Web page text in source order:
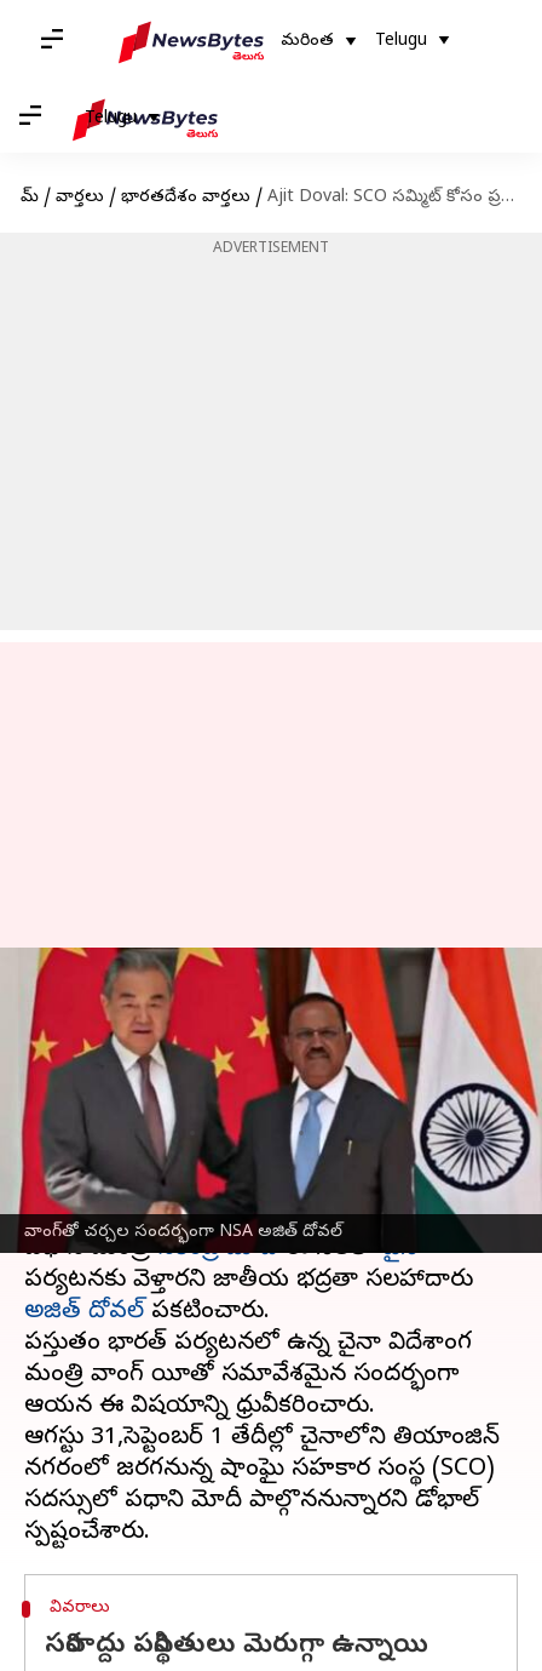
మరింత Telugu
Telugu
హోమ్ / వార్తలు / భారతదేశం వార్తలు / Ajit Doval: SCO సమ్మిట్ కోసం ప్రధాని మోదీ చైనాకు వెళతారు.. వాంగ్‌తో చర్చల సందర్భంగా NSA అజిత్ దోవల్
ADVERTISEMENT
వాంగ్‌తో చర్చల సందర్భంగా NSA అజిత్ దోవల్
Ajit Doval: SCO సమ్మిట్ కోసం ప్రధాని
మోదీ చైనాకు వెళతారు.. వాంగ్‌తో
చర్చల సందర్భంగా NSA అజిత్
దోవల్
Sirish Praharaju Aug 19, 2025 02:54 pm
ఈ వార్తాకథనం ఏంటి
ప్రధాన మంత్రినరేంద్ర మోదీఈ నెలలోచైనా
పర్యటనకు వెళ్తారని జాతీయ భద్రతా సలహాదారు
అజిత్‌ దోవల్ ప్రకటించారు.
ప్రస్తుతం భారత్‌ పర్యటనలో ఉన్న చైనా విదేశాంగ
మంత్రి వాంగ్‌ యీతో సమావేశమైన సందర్భంగా
ఆయన ఈ విషయాన్ని ధ్రువీకరించారు.
ఆగస్టు 31,సెప్టెంబర్‌ 1 తేదీల్లో చైనాలోని తియాంజిన్‌
నగరంలో జరగనున్న షాంఘై సహకార సంస్థ (SCO)
సదస్సులో ప్రధాని మోదీ పాల్గొననున్నారని డోభాల్‌
వివరాలు
సరిహద్దు పరిస్థితులు మెరుగ్గా ఉన్నాయి